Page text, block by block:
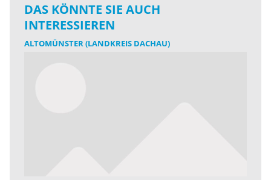
DAS KÖNNTE SIE AUCH
INTERESSIEREN
ALTOMÜNSTER (LANDKREIS DACHAU)